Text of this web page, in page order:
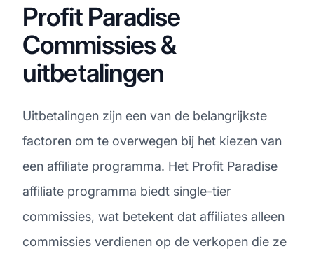
Profit Paradise
Commissies &
uitbetalingen
Uitbetalingen zijn een van de belangrijkste
factoren om te overwegen bij het kiezen van
een affiliate programma. Het Profit Paradise
affiliate programma biedt single-tier
commissies, wat betekent dat affiliates alleen
commissies verdienen op de verkopen die ze